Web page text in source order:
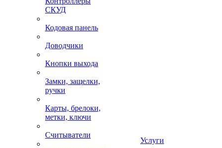
СКУД
Кодовая панель
Доводчики
Кнопки выхода
Замки, защелки,
ручки
Карты, брелоки,
метки, ключи
Считыватели
Услуги